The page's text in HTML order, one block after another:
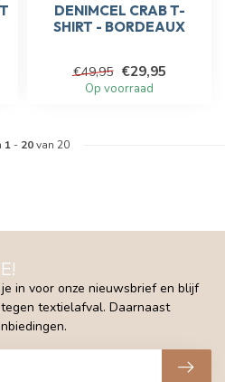
DENIMCEL CRAB T-
SHIRT - BORDEAUX
€49,95 €29,95
Op voorraad
1 - 20van 20
in voor onze nieuwsbrief en blijf
textielafval. Daarnaast